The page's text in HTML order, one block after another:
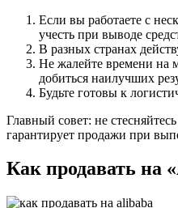
Если вы работаете с
учесть при выводе
В разных странах
Не жалейте времени на
добиться наилучших
Будьте готовы к
Главный совет: не
гарантирует продажи при
Как продавать на